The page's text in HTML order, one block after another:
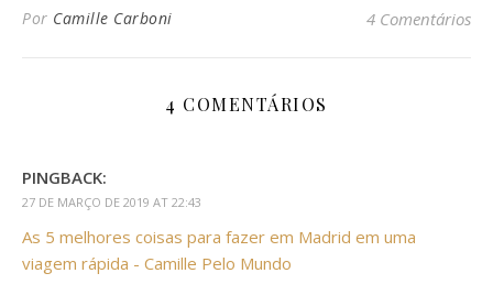
Por Camille Carboni 4 Comentários
4 COMENTÁRIOS
PINGBACK:
27 DE MARÇO DE 2019 AT 22:43
As 5 melhores coisas para fazer em Madrid em uma
viagem rápida - Camille Pelo Mundo